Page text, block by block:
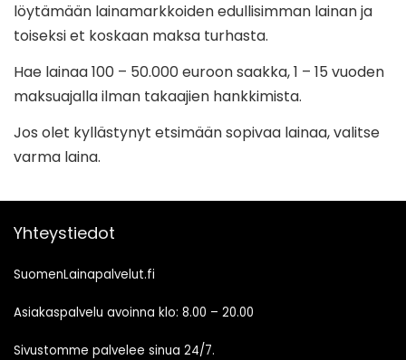
löytämään lainamarkkoiden edullisimman lainan ja
toiseksi et koskaan maksa turhasta.
Hae lainaa 100 – 50.000 euroon saakka, 1 – 15 vuoden
maksuajalla ilman takaajien hankkimista.
Jos olet kyllästynyt etsimään sopivaa lainaa, valitse
varma laina.
Yhteystiedot
SuomenLainapalvelut.fi
Asiakaspalvelu avoinna klo: 8.00 – 20.00
Sivustomme palvelee sinua 24/7.